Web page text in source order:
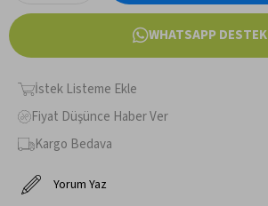
WHATSAPP DESTEK
İstek Listeme Ekle
Fiyat Düşünce Haber Ver
Kargo Bedava
Yorum Yaz